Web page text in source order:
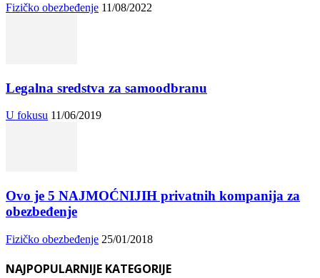
Fizičko obezbeđenje 11/08/2022
Legalna sredstva za samoodbranu
U fokusu 11/06/2019
Ovo je 5 NAJMOĆNIJIH privatnih kompanija za
obezbeđenje
Fizičko obezbeđenje 25/01/2018
NAJPOPULARNIJE KATEGORIJE